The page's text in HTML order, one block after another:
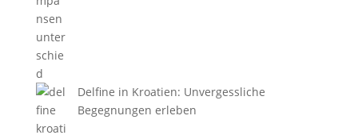
Delfine in Kroatien: Unvergessliche
Begegnungen erleben